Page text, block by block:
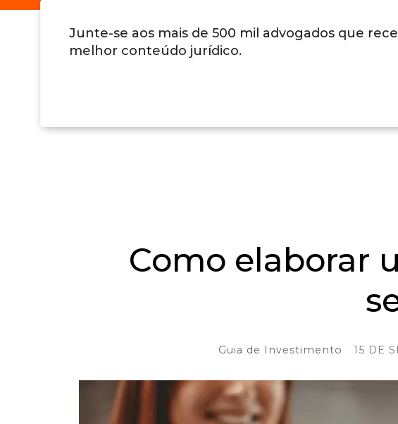
Junte-se aos mais de 500 mil advogados que
melhor conteúdo jurídico.
Como elaborar
Guia de Investimento 15 DE